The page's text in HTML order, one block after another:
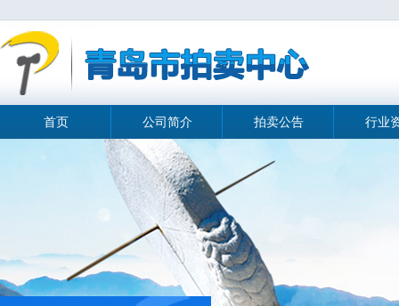
首页 公司简介 拍卖公告 行业